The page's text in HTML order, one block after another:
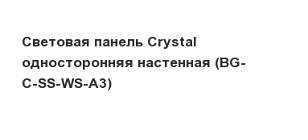
Световая панель Crystal
односторонняя настенная (BG-
C-SS-WS-A3)